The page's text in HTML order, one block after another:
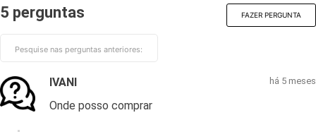
5 perguntas FAZER PERGUNTA
IVANI há 5 meses
Onde posso comprar